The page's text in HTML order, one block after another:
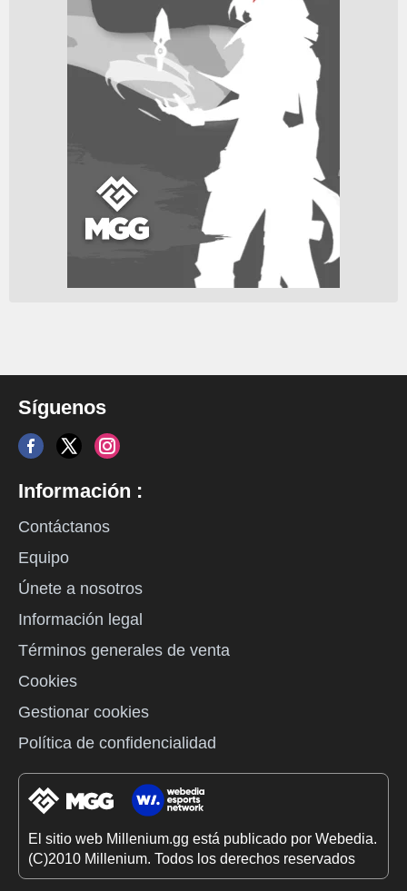
Síguenos
Información :
Contáctanos
Equipo
Únete a nosotros
Información legal
Términos generales de venta
Cookies
Gestionar cookies
Política de confidencialidad
El sitio web Millenium.gg está publicado por Webedia.
(C)2010 Millenium. Todos los derechos reservados